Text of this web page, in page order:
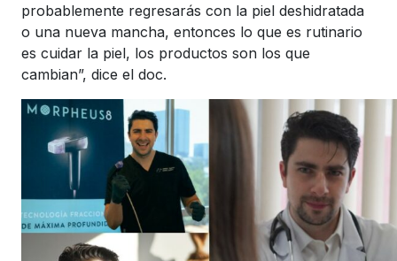
probablemente regresarás con la piel deshidratada
o una nueva mancha, entonces lo que es rutinario
es cuidar la piel, los productos son los que
cambian”, dice el doc.